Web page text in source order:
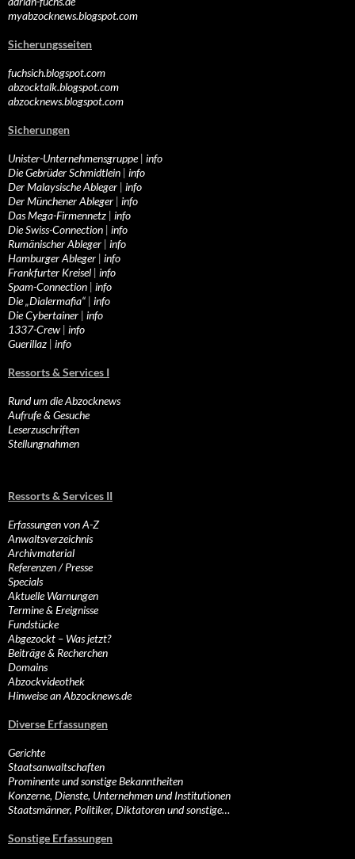
myabzocknews.blogspot.com
Sicherungsseiten
fuchsich.blogspot.com
abzocktalk.blogspot.com
abzocknews.blogspot.com
Sicherungen
Unister-Unternehmensgruppe| info
Die Gebrüder Schmidtlein | info
Der Malaysische Ableger | info
Der Münchener Ableger | info
Das Mega-Firmennetz | info
Die Swiss-Connection | info
Rumänischer Ableger | info
Hamburger Ableger | info
Frankfurter Kreisel | info
Spam-Connection | info
Die „Dialermafia“ | info
Die Cybertainer | info
1337-Crew | info
Guerillaz | info
Ressorts & Services I
Rund um die Abzocknews
Aufrufe & Gesuche
Leserzuschriften
Stellungnahmen
Ressorts & Services II
Erfassungen von A-Z
Anwaltsverzeichnis
Archivmaterial
Referenzen / Presse
Specials
Aktuelle Warnungen
Termine & Ereignisse
Fundstücke
Abgezockt – Was jetzt?
Beiträge & Recherchen
Domains
Abzockvideothek
Hinweise an Abzocknews.de
Diverse Erfassungen
Gerichte
Staatsanwaltschaften
Prominente und sonstige Bekanntheiten
Konzerne, Dienste, Unternehmen und Institutionen
Staatsmänner, Politiker, Diktatoren und sonstige…
Sonstige Erfassungen